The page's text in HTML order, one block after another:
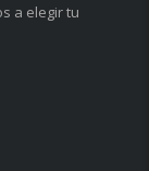
a elegir tu